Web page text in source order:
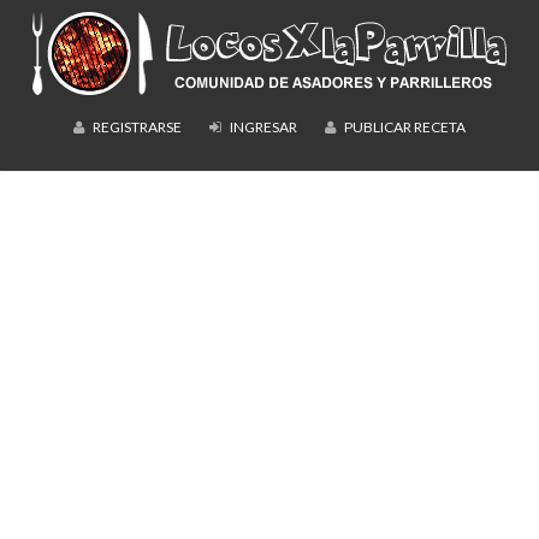
REGISTRARSE INGRESAR PUBLICAR RECETA